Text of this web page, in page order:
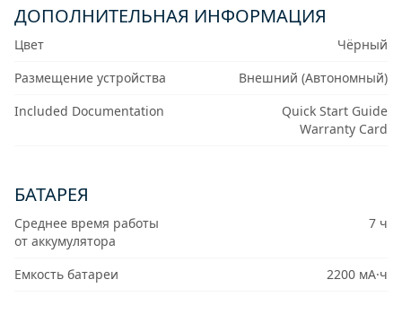
ДОПОЛНИТЕЛЬНАЯ ИНФОРМАЦИЯ
Цвет
Чёрный
Размещение устройства
Внешний (Автономный)
Included Documentation
Quick Start Guide
Warranty Card
БАТАРЕЯ
Среднее время работы
от аккумулятора
7 ч
Емкость батареи 2200 мА·ч